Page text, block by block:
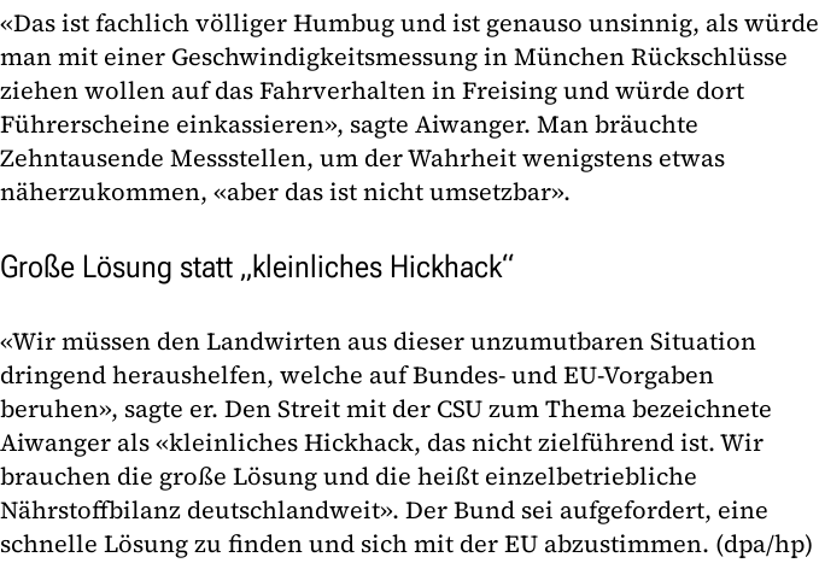
«Das ist fachlich völliger Humbug und ist genauso unsinnig, als würde
man mit einer Geschwindigkeitsmessung in München Rückschlüsse
ziehen wollen auf das Fahrverhalten in Freising und würde dort
Führerscheine einkassieren», sagte Aiwanger. Man bräuchte
Zehntausende Messstellen, um der Wahrheit wenigstens etwas
näherzukommen, «aber das ist nicht umsetzbar».
Große Lösung statt „kleinliches Hickhack“
«Wir müssen den Landwirten aus dieser unzumutbaren Situation
dringend heraushelfen, welche auf Bundes- und EU-Vorgaben
beruhen», sagte er. Den Streit mit der CSU zum Thema bezeichnete
Aiwanger als «kleinliches Hickhack, das nicht zielführend ist. Wir
brauchen die große Lösung und die heißt einzelbetriebliche
Nährstoffbilanz deutschlandweit». Der Bund sei aufgefordert, eine
schnelle Lösung zu finden und sich mit der EU abzustimmen. (dpa/hp)